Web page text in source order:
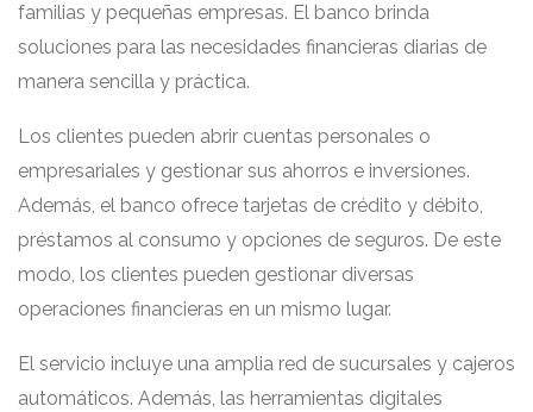
familias y pequeñas empresas. El banco brinda
soluciones para las necesidades financieras diarias de
manera sencilla y práctica.
Los clientes pueden abrir cuentas personales o
empresariales y gestionar sus ahorros e inversiones.
Además, el banco ofrece tarjetas de crédito y débito,
préstamos al consumo y opciones de seguros. De este
modo, los clientes pueden gestionar diversas
operaciones financieras en un mismo lugar.
El servicio incluye una amplia red de sucursales y cajeros
automáticos. Además, las herramientas digitales